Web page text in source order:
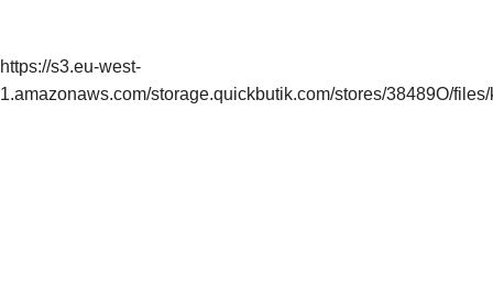
https://s3.eu-west-
1.amazonaws.com/storage.quickbutik.com/stores/38489O/